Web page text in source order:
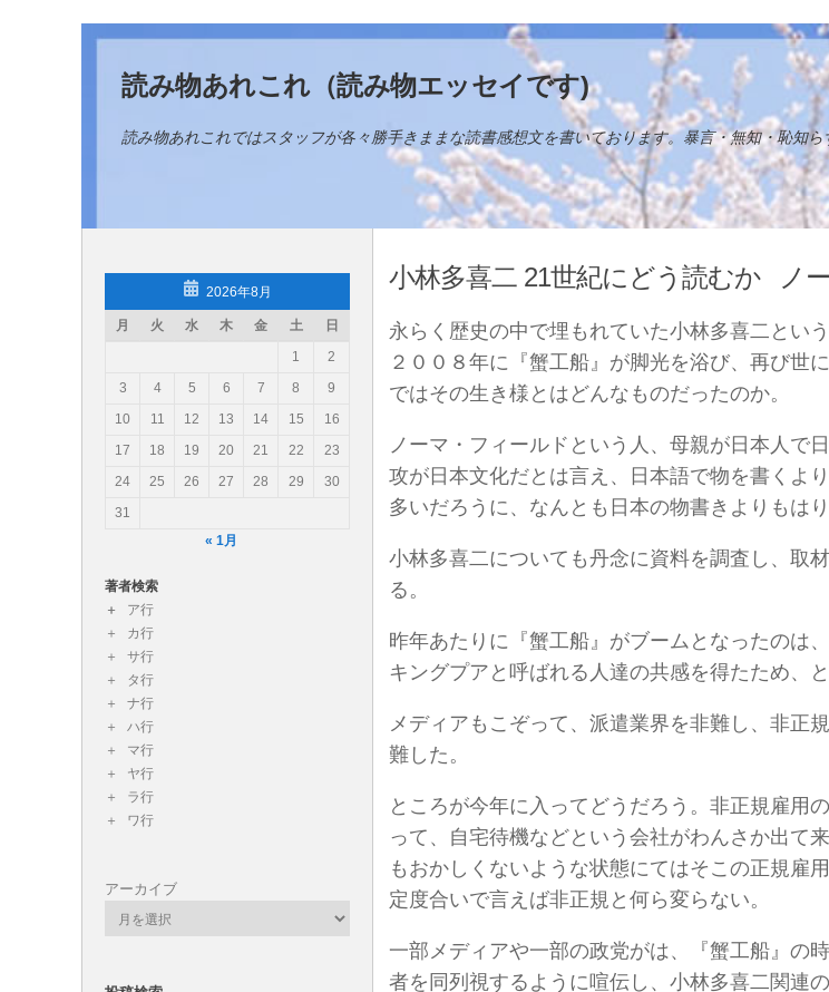
読み物あれこれ（読み物エッセイです)
読み物あれこれではスタッフが各々勝手きままな読書感想文を書いております。暴言・無知・恥知
小林多喜二 21世紀にどう読むか ノ
永らく歴史の中で埋もれていた小林多喜二という
２００８年に『蟹工船』が脚光を浴び、再び世
ではその生き様とはどんなものだったのか。
ノーマ・フィールドという人、母親が日本人で
攻が日本文化だとは言え、日本語で物を書くよ
多いだろうに、なんとも日本の物書きよりもは
小林多喜二についても丹念に資料を調査し、取
る。
昨年あたりに『蟹工船』がブームとなったのは
キングプアと呼ばれる人達の共感を得たため、と
メディアもこぞって、派遣業界を非難し、非正
難した。
ところが今年に入ってどうだろう。非正規雇用
って、自宅待機などという会社がわんさか出て
もおかしくないような状態にてはそこの正規雇
定度合いで言えば非正規と何ら変らない。
一部メディアや一部の政党がは、『蟹工船』の
者を同列視するように喧伝し、小林多喜二関連
2026年8月
月 火 水 木 金 土
日
1
2
3
4 5 6 7 8
9
10
11 12 13 14 15
16
17
18 19 20 21 22
23
24
25 26 27 28 29
30
31
« 1月
著者検索
ア行
カ行
サ行
タ行
ナ行
ハ行
マ行
ヤ行
ラ行
ワ行
アーカイブ